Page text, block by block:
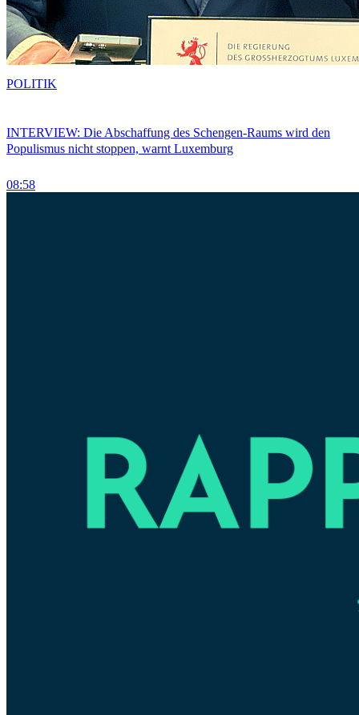
INTERVIEW: Die Abschaffung des Schengen-Raums wird den
Populismus nicht stoppen, warnt Luxemburg
08:58
POLITIK